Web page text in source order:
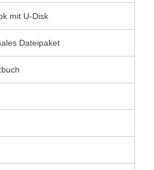
mit U-Disk
Dateipaket